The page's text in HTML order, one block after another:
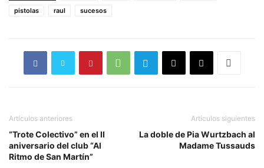
pistolas
raul sucesos
Artículos anteriores
“Trote Colectivo” en el II
aniversario del club “Al
Ritmo de San Martín”
Artículos siguientes
La doble de Pia Wurtzbach al
Madame Tussauds